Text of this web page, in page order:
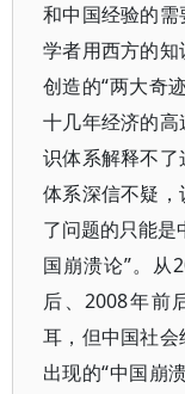
和中国经验的
学者用西方的
创造的“两大奇
十几年经济的
识体系解释不
体系深信不疑
了问题的只能是
国崩溃论”。从
后、2008年前
耳，但中国社
出现的“中国崩